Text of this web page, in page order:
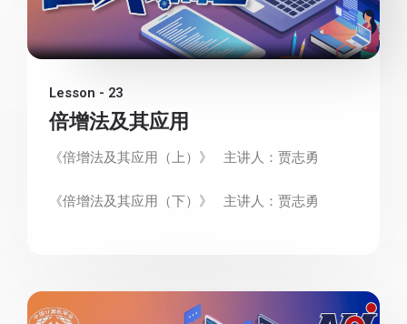
Lesson - 23
倍增法及其应用
《倍增法及其应用（上）》 主讲人：贾志勇
《倍增法及其应用（下）》 主讲人：贾志勇